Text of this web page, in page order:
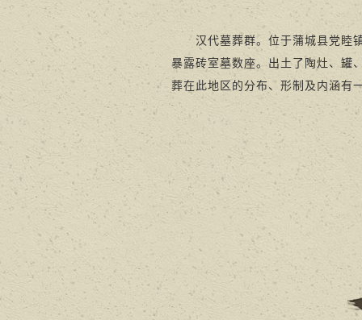
汉代墓葬群。位于蒲城县党睦镇
暴露砖室墓数座。出土了陶灶、罐
葬在此地区的分布、形制及内涵有